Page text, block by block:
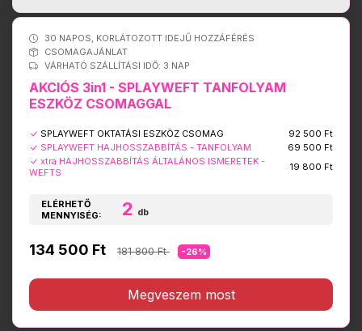
30 NAPOS, KORLÁTOZOTT IDEJŰ HOZZÁFÉRÉS
CSOMAGAJÁNLAT
VÁRHATÓ SZÁLLÍTÁSI IDŐ: 3 NAP
AKCIÓS 3in1 - SPLAYWEFT TANFOLYAM
ESZKÖZ CSOMAGGAL
SPLAYWEFT OKTATÁSI ESZKÖZ CSOMAG
92 500 Ft
SPLAYWEFT HAJHOSSZABBÍTÁS - TANFOLYAM
69 500 Ft
xtra HAJHOSSZABBÍTÁS ÁLTALÁNOS ISMERETEK -
WEFTS
19 800 Ft
ELÉRHETŐ
MENNYISÉG:
2 db
134 500 Ft 181 800 Ft -26%
Megveszem most